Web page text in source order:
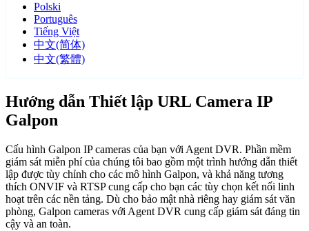
Polski
Português
Tiếng Việt
中文(简体)
中文(繁體)
Hướng dẫn Thiết lập URL Camera IP
Galpon
Cấu hình Galpon IP cameras của bạn với Agent DVR. Phần mềm
giám sát miễn phí của chúng tôi bao gồm một trình hướng dẫn thiết
lập được tùy chỉnh cho các mô hình Galpon, và khả năng tương
thích ONVIF và RTSP cung cấp cho bạn các tùy chọn kết nối linh
hoạt trên các nền tảng. Dù cho bảo mật nhà riêng hay giám sát văn
phòng, Galpon cameras với Agent DVR cung cấp giám sát đáng tin
cậy và an toàn.